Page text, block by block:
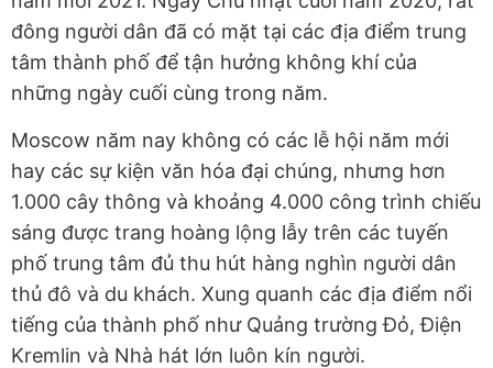
đông người dân đã có mặt tại các địa điểm trung
tâm thành phố để tận hưởng không khí của
những ngày cuối cùng trong năm.
Moscow năm nay không có các lễ hội năm mới
hay các sự kiện văn hóa đại chúng, nhưng hơn
1.000 cây thông và khoảng 4.000 công trình chiếu
sáng được trang hoàng lộng lẫy trên các tuyến
phố trung tâm đủ thu hút hàng nghìn người dân
thủ đô và du khách. Xung quanh các địa điểm nổi
tiếng của thành phố như Quảng trường Đỏ, Điện
Kremlin và Nhà hát lớn luôn kín người.